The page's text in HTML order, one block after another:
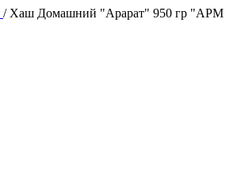
/ Хаш Домашний "Арарат" 950 гр "АРМ